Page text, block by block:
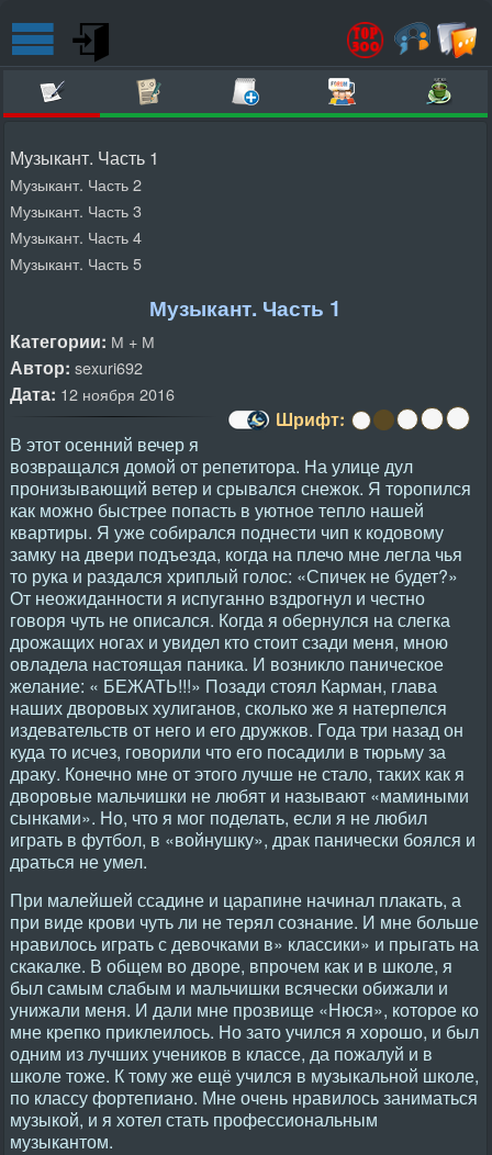
Музыкант. Часть 1
Музыкант. Часть 2
Музыкант. Часть 3
Музыкант. Часть 4
Музыкант. Часть 5
Музыкант. Часть 1
Категории: М + М
Автор: sexuri692
Дата: 12 ноября 2016
Шрифт:
В этот осенний вечер я
возвращался домой от репетитора. На улице дул
пронизывающий ветер и срывался снежок. Я торопился
как можно быстрее попасть в уютное тепло нашей
квартиры. Я уже собирался поднести чип к кодовому
замку на двери подъезда, когда на плечо мне легла чья
то рука и раздался хриплый голос: «Спичек не будет?»
От неожиданности я испуганно вздрогнул и честно
говоря чуть не описался. Когда я обернулся на слегка
дрожащих ногах и увидел кто стоит сзади меня, мною
овладела настоящая паника. И возникло паническое
желание: « БЕЖАТЬ!!!» Позади стоял Карман, глава
наших дворовых хулиганов, сколько же я натерпелся
издевательств от него и его дружков. Года три назад он
куда то исчез, говорили что его посадили в тюрьму за
драку. Конечно мне от этого лучше не стало, таких как я
дворовые мальчишки не любят и называют «мамиными
сынками». Но, что я мог поделать, если я не любил
играть в футбол, в «войнушку», драк панически боялся и
драться не умел.
При малейшей ссадине и царапине начинал плакать, а
при виде крови чуть ли не терял сознание. И мне больше
нравилось играть с девочками в» классики» и прыгать на
скакалке. В общем во дворе, впрочем как и в школе, я
был самым слабым и мальчишки всячески обижали и
унижали меня. И дали мне прозвище «Нюся», которое ко
мне крепко приклеилось. Но зато учился я хорошо, и был
одним из лучших учеников в классе, да пожалуй и в
школе тоже. К тому же ещё учился в музыкальной школе,
по классу фортепиано. Мне очень нравилось заниматься
музыкой, и я хотел стать профессиональным
музыкантом.